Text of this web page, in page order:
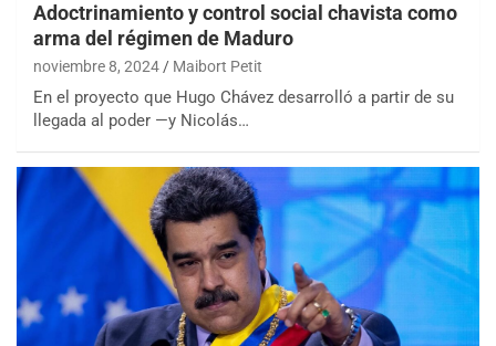
Adoctrinamiento y control social chavista como
arma del régimen de Maduro
noviembre 8, 2024 Maibort Petit
En el proyecto que Hugo Chávez desarrolló a partir de su
llegada al poder —y Nicolás…